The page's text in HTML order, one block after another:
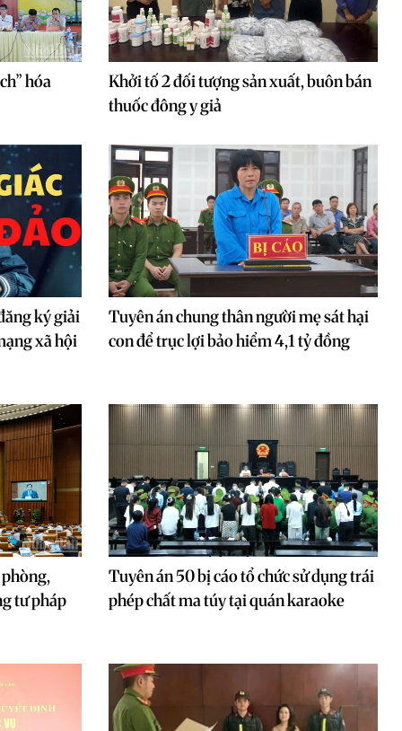
hóa
Khởi tố 2 đối tượng sản xuất, buôn bán
thuốc đông y giả
ký giải
xã hội
Tuyên án chung thân người mẹ sát hại
con để trục lợi bảo hiểm 4,1 tỷ đồng
tư pháp
Tuyên án 50 bị cáo tổ chức sử dụng trái
phép chất ma túy tại quán karaoke